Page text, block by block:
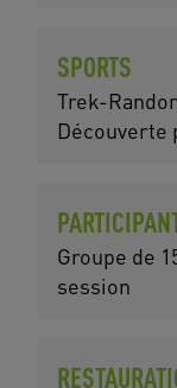
SPORTS
Trek-
Découverte
Groupe de
session